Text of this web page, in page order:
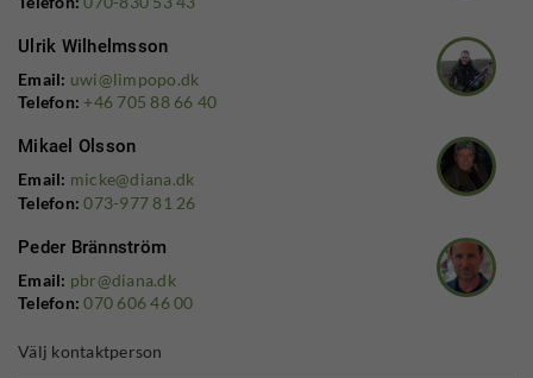
Ulrik Wilhelmsson
Email: uwi@limpopo.dk
Telefon: +46 705 88 66 40
Mikael Olsson
Email: micke@diana.dk
Telefon: 073-977 81 26
Peder Brännström
Email: pbr@diana.dk
Telefon: 070 606 46 00
Välj kontaktperson